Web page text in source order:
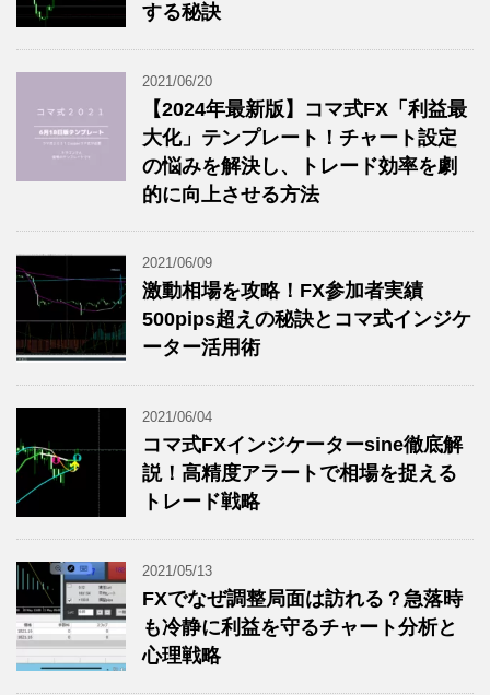
する秘訣
2021/06/20
【2024年最新版】コマ式FX「利益最
大化」テンプレート！チャート設定
の悩みを解決し、トレード効率を劇
的に向上させる方法
2021/06/09
激動相場を攻略！FX参加者実績
500pips超えの秘訣とコマ式インジケ
ーター活用術
2021/06/04
コマ式FXインジケーターsine徹底解
説！高精度アラートで相場を捉える
トレード戦略
2021/05/13
FXでなぜ調整局面は訪れる？急落時
も冷静に利益を守るチャート分析と
心理戦略